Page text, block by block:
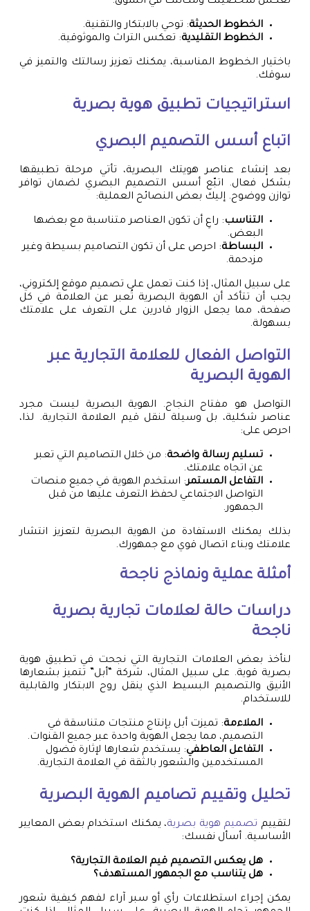
الخطوط الحديثة: توحي بالابتكار والتقنية.
الخطوط التقليدية: تعكس التراث والموثوقية.
باختيار الخطوط المناسبة، يمكنك تعزيز رسالتك والتميز في
سوقك.
استراتيجيات تطبيق هوية بصرية
اتباع أسس التصميم البصري
بعد إنشاء عناصر هويتك البصرية، تأتي مرحلة تطبيقها
بشكل فعال. اتبّع أسس التصميم البصري لضمان توافر
توازن ووضوح. إليك بعض النصائح العملية:
التناسب: راعِ أن تكون العناصر متناسبة مع بعضها
البعض.
البساطة: احرص على أن تكون التصاميم بسيطة وغير
مزدحمة.
على سبيل المثال، إذا كنت تعمل على تصميم موقع إلكتروني،
يجب أن تتأكد أن الهوية البصرية تُعبر عن العلامة في كل
صفحة، مما يجعل الزوار قادرين على التعرف على علامتك
بسهولة.
التواصل الفعال للعلامة التجارية عبر
الهوية البصرية
التواصل هو مفتاح النجاح. الهوية البصرية ليست مجرد
عناصر شكلية، بل وسيلة لنقل قيم العلامة التجارية. لذا،
احرص على:
تسليم رسالة واضحة: من خلال التصاميم التي تعبر
عن اتجاه علامتك.
التفاعل المستمر: استخدم الهوية في جميع منصات
التواصل الاجتماعي لحفظ التعرف عليها من قبل
الجمهور.
بذلك يمكنك الاستفادة من الهوية البصرية لتعزيز انتشار
علامتك وبناء اتصال قوي مع جمهورك.
أمثلة عملية ونماذج ناجحة
دراسات حالة لعلامات تجارية بصرية
ناجحة
لنأخذ بعض العلامات التجارية التي نجحت في تطبيق هوية
بصرية قوية. على سبيل المثال، شركة “أبل” تتميز بشعارها
الأنيق والتصميم البسيط الذي ينقل روح الابتكار والقابلية
للاستخدام.
الملاءمة: تميزت أبل بإنتاج منتجات متناسقة في
التصميم، مما يجعل الهوية واحدة عبر جميع القنوات.
التفاعل العاطفي: يستخدم شعارها لإثارة فضول
المستخدمين والشعور بالثقة في العلامة التجارية.
تحليل وتقييم تصاميم الهوية البصرية
لتقييم تصميم هوية بصرية، يمكنك استخدام بعض المعايير
الأساسية. أسأل نفسك:
هل يعكس التصميم قيم العلامة التجارية؟
هل يتناسب مع الجمهور المستهدف؟
يمكن إجراء استطلاعات رأي أو سبر آراء لفهم كيفية شعور